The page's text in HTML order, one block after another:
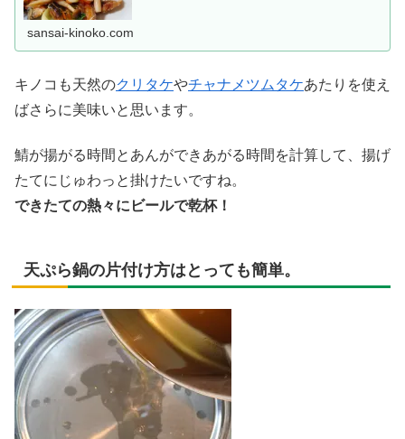
sansai-kinoko.com
キノコも天然のクリタケやチャナメツムタケあたりを使え
ばさらに美味いと思います。
鯖が揚がる時間とあんができあがる時間を計算して、揚げ
たてにじゅわっと掛けたいですね。
できたての熱々にビールで乾杯！
天ぷら鍋の片付け方はとっても簡単。